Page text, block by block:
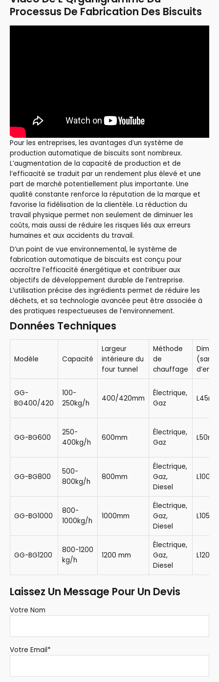
Processus De Fabrication Des Biscuits
Pour les entreprises, les avantages d’un système de
production automatique de biscuits sont nombreux.
L’augmentation de la capacité de production et de
l’efficacité se traduit par un rendement plus élevé et une
part de marché potentiellement plus importante. Une
qualité constante renforce la réputation de la marque et
favorise la fidélisation de la clientèle. La réduction du
travail physique permet non seulement de diminuer les
coûts, mais aussi de réduire les risques liés aux erreurs
humaines et aux accidents du travail.
D’un point de vue environnemental, le système de
fabrication automatique de biscuits est conçu pour
accroître l’efficacité énergétique et contribuer aux
objectifs de développement durable de l’entreprise.
L’utilisation précise des ingrédients permet de réduire les
déchets, et sa technologie avancée peut être associée à
des pratiques respectueuses de l’environnement.
Données Techniques
Modèle Capacité
Largeur
intérieure du
four tunnel
Méthode
de
chauffage
(sans
GG-
BG400/420
100-
250kg/h
400/420mm
Électrique,
Gaz
GG-BG600
250-
400kg/h
600mm
Électrique,
Gaz
GG-BG800
500-
800kg/h
800mm
Électrique,
Gaz,
Diesel
GG-BG1000
800-
1000kg/h
1000mm
Électrique,
Gaz,
Diesel
GG-BG1200
800-1200
kg/h
1200 mm
Électrique,
Gaz,
Diesel
Laissez Un Message Pour Un Devis
Votre Nom
Votre Email*